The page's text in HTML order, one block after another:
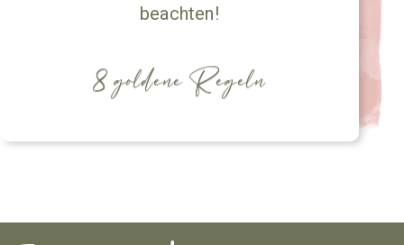
beachten!
8 goldene Regeln